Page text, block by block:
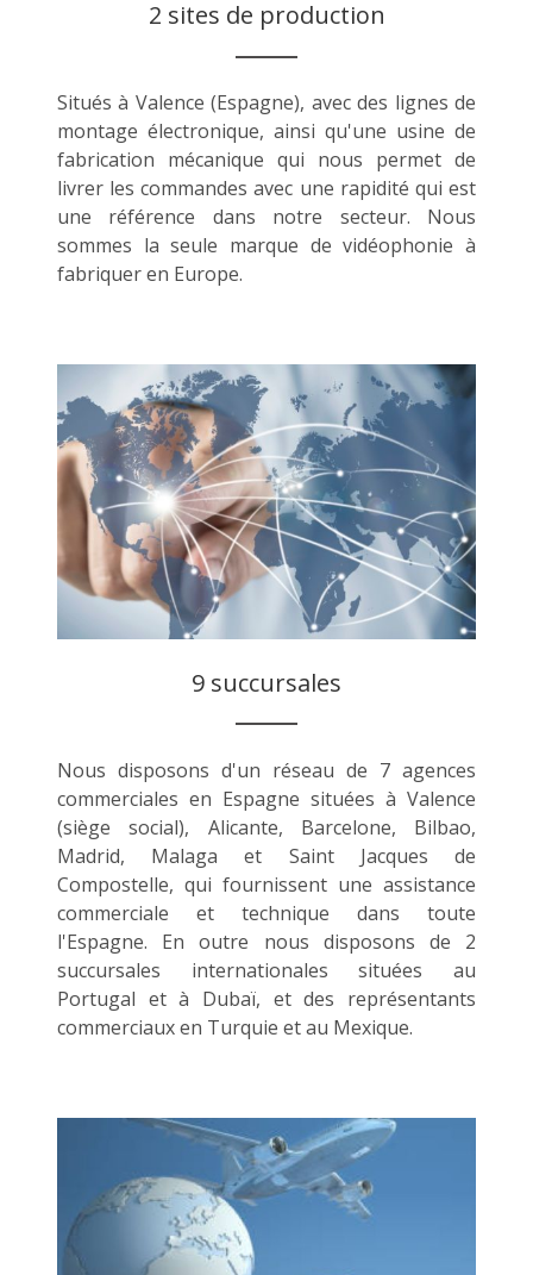
2 sites de production
Situés à Valence (Espagne), avec des lignes de
montage électronique, ainsi qu'une usine de
fabrication mécanique qui nous permet de
livrer les commandes avec une rapidité qui est
une référence dans notre secteur. Nous
sommes la seule marque de vidéophonie à
fabriquer en Europe.
9 succursales
Nous disposons d'un réseau de 7 agences
commerciales en Espagne situées à Valence
(siège social), Alicante, Barcelone, Bilbao,
Madrid, Malaga et Saint Jacques de
Compostelle, qui fournissent une assistance
commerciale et technique dans toute
l'Espagne. En outre nous disposons de 2
succursales internationales situées au
Portugal et à Dubaï, et des représentants
commerciaux en Turquie et au Mexique.